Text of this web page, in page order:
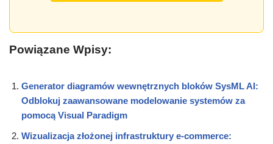
Powiązane Wpisy:
Generator diagramów wewnętrznych bloków SysML AI:
Odblokuj zaawansowane modelowanie systemów za
pomocą Visual Paradigm
Wizualizacja złożonej infrastruktury e-commerce: